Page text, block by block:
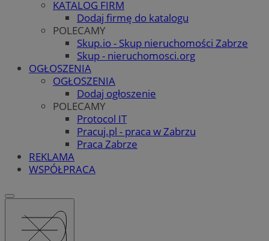
KATALOG FIRM
Dodaj firmę do katalogu
POLECAMY
Skup.io - Skup nieruchomości Zabrze
Skup - nieruchomosci.org
OGŁOSZENIA
OGŁOSZENIA
Dodaj ogłoszenie
POLECAMY
Protocol IT
Pracuj.pl - praca w Zabrzu
Praca Zabrze
REKLAMA
WSPÓŁPRACA